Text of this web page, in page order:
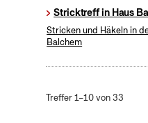
Stricktreff in Haus
Stricken und Häkeln in
Balchem
Treffer 1–10 von 33